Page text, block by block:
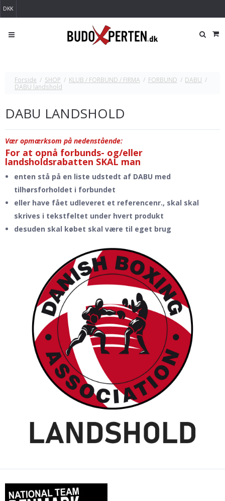
DKK
Forside / SHOP / KLUB / FORBUND / FIRMA / FORBUND / DABU /
DABU landshold
DABU LANDSHOLD
Vær opmærksom på nedenstående:
For at opnå forbunds- og/eller
landsholdsrabatten SKAL man
enten stå på en liste udstedt af DABU med
tilhørsforholdet i forbundet
eller have fået udleveret et referencenr., skal skal
skrives i tekstfeltet under hvert produkt
desuden skal købet skal være til eget brug